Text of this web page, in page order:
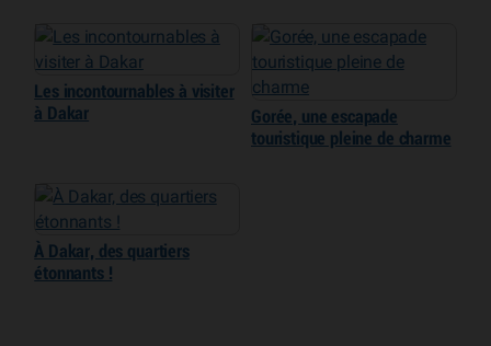
Les incontournables à visiter
à Dakar
Gorée, une escapade
touristique pleine de charme
À Dakar, des quartiers
étonnants !